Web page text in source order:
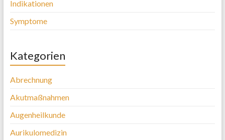
Indikationen
Symptome
Kategorien
Abrechnung
Akutmaßnahmen
Augenheilkunde
Aurikulomedizin